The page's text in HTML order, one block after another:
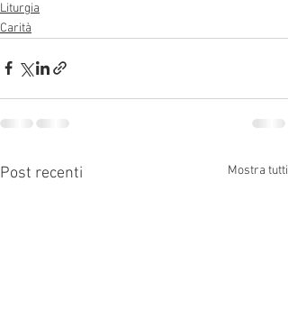
Liturgia
Carità
Post recenti Mostra tutti